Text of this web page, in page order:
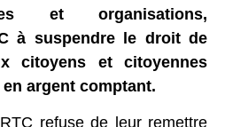
et organisations,
à suspendre le droit de
citoyens et citoyennes
argent comptant.
refuse de leur remettre